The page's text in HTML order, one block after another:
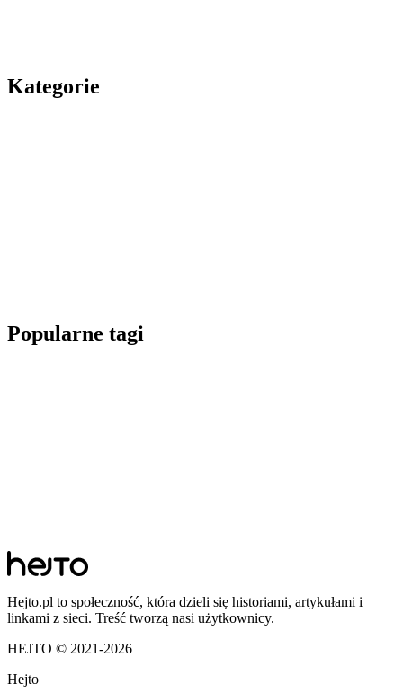
Kategorie
Popularne tagi
Hejto.pl to społeczność, która dzieli się historiami, artykułami i
linkami z sieci. Treść tworzą nasi użytkownicy.
HEJTO © 2021-2026
Hejto